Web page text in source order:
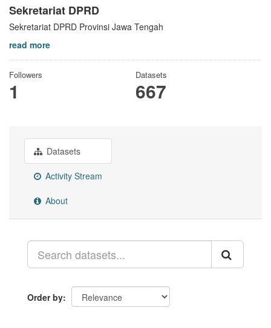
Sekretariat DPRD
Sekretariat DPRD Provinsi Jawa Tengah
read more
Followers
1
Datasets
667
Datasets
Activity Stream
About
Order by